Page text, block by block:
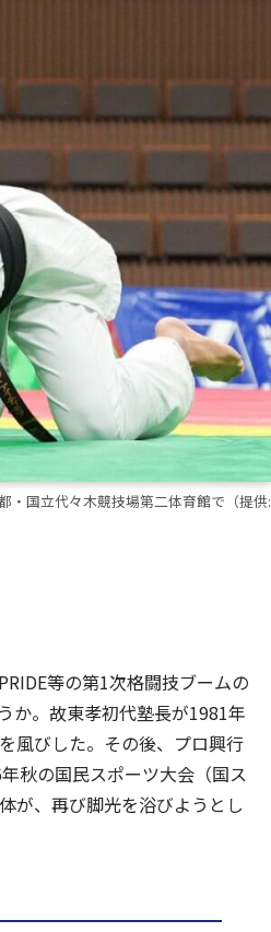
・国立代々木競技場第二体育館で（提供:
等の第1次格闘技ブームの
か。故東孝初代塾長が1981年
風びした。その後、プロ興行
秋の国民スポーツ大会（国ス
が、再び脚光を浴びようとし